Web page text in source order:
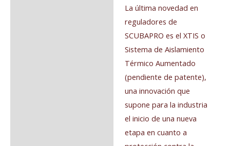
La última novedad en
reguladores de
SCUBAPRO es el XTIS o
Sistema de Aislamiento
Térmico Aumentado
(pendiente de patente),
una innovación que
supone para la industria
el inicio de una nueva
etapa en cuanto a